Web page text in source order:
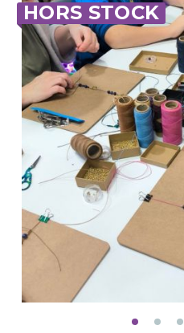
HORS STOCK